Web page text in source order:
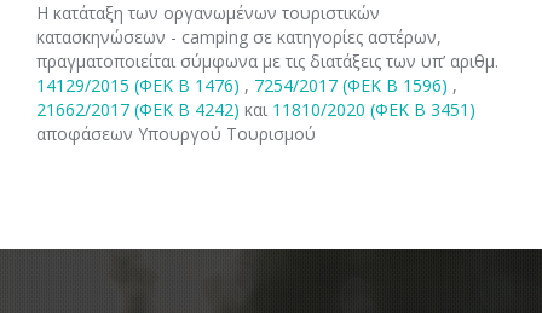
Η κατάταξη των οργανωμένων τουριστικών
κατασκηνώσεων - camping σε κατηγορίες αστέρων,
πραγματοποιείται σύμφωνα με τις διατάξεις των υπ’ αριθμ.
14129/2015 (ΦΕΚ Β 1476) , 7254/2017 (ΦΕΚ Β 1596) ,
21662/2017 (ΦΕΚ Β 4242) και 11810/2020 (ΦΕΚ Β 3451)
αποφάσεων Υπουργού Τουρισμού